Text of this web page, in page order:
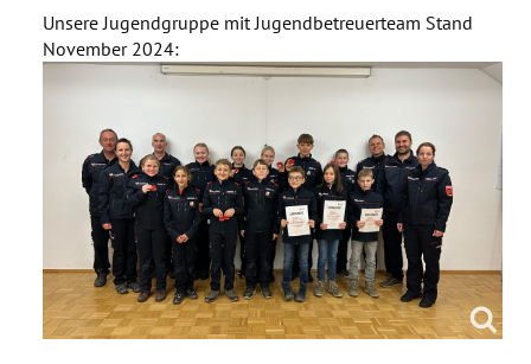
Unsere Jugendgruppe mit Jugendbetreuerteam Stand
November 2024: